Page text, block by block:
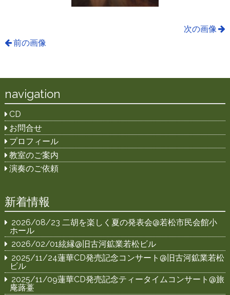
次の画像
前の画像
navigation
CD
お問合せ
プロフィール
教室のご案内
演奏のご依頼
新着情報
2026/08/23 二胡を楽しく夏の発表会@若松市民会館小
ホール
2026/02/01絃縁@旧古河鉱業若松ビル
2025/11/24蓮華CD発売記念コンサート@旧古河鉱業若松
ビル
2025/11/09蓮華CD発売記念ティータイムコンサート@旅
庵蕗薹